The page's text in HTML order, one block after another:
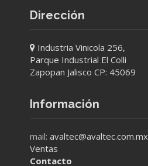
Dirección
Industria Vinicola 256,
Parque Industrial El Colli
Zapopan Jalisco CP: 45069
Información
mail: avaltec@avaltec.com.mx
Ventas
Contacto